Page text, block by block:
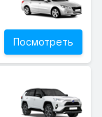
Посмотреть